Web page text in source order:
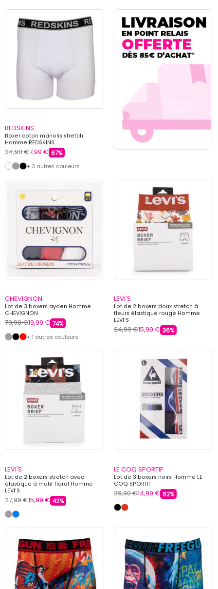
REDSKINS
Boxer coton manolis stretch
Homme REDSKINS
24,90 €7,99 € 67%
+ 3 autres couleurs
CHEVIGNON
Lot de 3 boxers ayden Homme
CHEVIGNON
79,90 €19,99 € 74%
+ 1 autres couleurs
LEVI'S
Lot de 2 boxers doux stretch à
fleurs élastique rouge Homme
LEVI'S
24,99 €15,99 € 36%
LEVI'S
Lot de 2 boxers stretch avec
élastique à motif floral Homme
LEVI'S
27,99 €15,99 € 42%
LE COQ SPORTIF
Lot de 3 boxers noirs Homme LE
COQ SPORTIF
39,90 €14,99 € 62%